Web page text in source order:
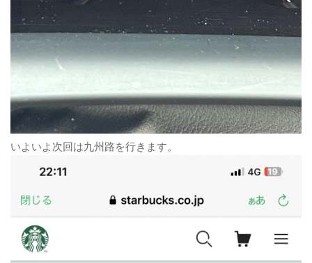
いよいよ次回は九州路を行きます。